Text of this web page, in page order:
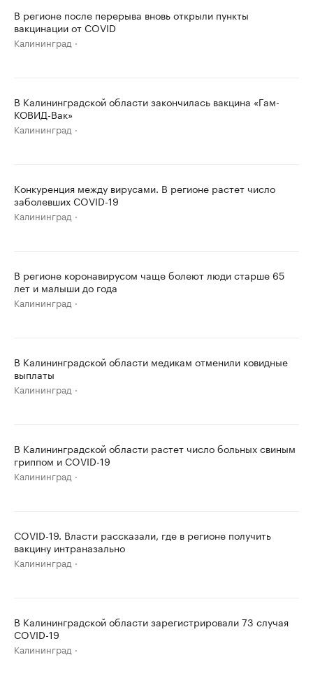
В регионе после перерыва вновь открыли пункты
вакцинации от COVID
Калининград
В Калининградской области закончилась вакцина «Гам-
КОВИД-Вак»
Калининград
Конкуренция между вирусами. В регионе растет число
заболевших COVID-19
Калининград
В регионе коронавирусом чаще болеют люди старше 65
лет и малыши до года
Калининград
В Калининградской области медикам отменили ковидные
выплаты
Калининград
В Калининградской области растет число больных свиным
гриппом и COVID-19
Калининград
COVID-19. Власти рассказали, где в регионе получить
вакцину интраназально
Калининград
В Калининградской области зарегистрировали 73 случая
COVID-19
Калининград